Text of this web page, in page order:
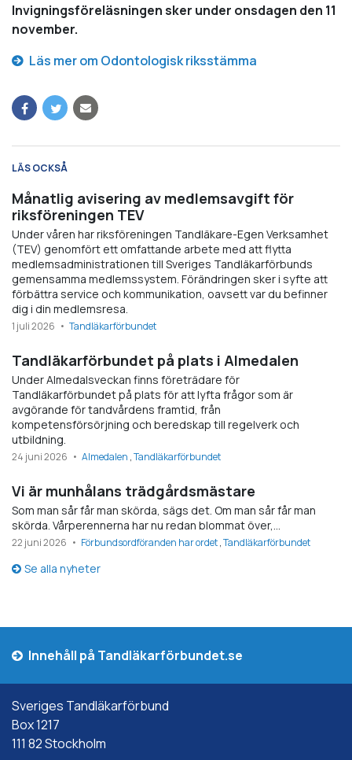
Invigningsföreläsningen sker under onsdagen den 11
november.
Läs mer om Odontologisk riksstämma
LÄS OCKSÅ
Månatlig avisering av medlemsavgift för
riksföreningen TEV
Under våren har riksföreningen Tandläkare-Egen Verksamhet
(TEV) genomfört ett omfattande arbete med att flytta
medlemsadministrationen till Sveriges Tandläkarförbunds
gemensamma medlemssystem. Förändringen sker i syfte att
förbättra service och kommunikation, oavsett var du befinner
dig i din medlemsresa.
1 juli 2026 Tandläkarförbundet
Tandläkarförbundet på plats i Almedalen
Under Almedalsveckan finns företrädare för
Tandläkarförbundet på plats för att lyfta frågor som är
avgörande för tandvårdens framtid, från
kompetensförsörjning och beredskap till regelverk och
utbildning.
24 juni 2026 Almedalen Tandläkarförbundet
Vi är munhålans trädgårdsmästare
Som man sår får man skörda, sägs det. Om man sår får man
skörda. Vårperennerna har nu redan blommat över,…
22 juni 2026 Förbundsordföranden har ordet Tandläkarförbundet
Se alla nyheter
Innehåll på Tandläkarförbundet.se
Sveriges Tandläkarförbund
Box 1217
111 82 Stockholm